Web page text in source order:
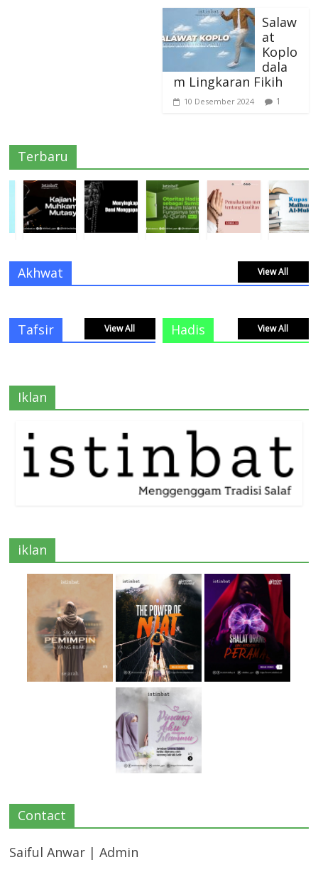
Salaw
at
Koplo
dala
m Lingkaran Fikih
10 Desember 2024 1
Terbaru
Akhwat View All
Tafsir View All Hadis View All
Iklan
iklan
Contact
Saiful Anwar | Admin